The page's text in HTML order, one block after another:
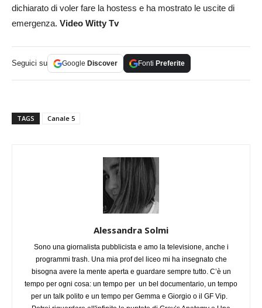
dichiarato di voler fare la hostess e ha mostrato le uscite di
emergenza. Video Witty Tv
Seguici su Google Discover Fonti Preferite
TAGS Canale 5
Alessandra Solmi
Sono una giornalista pubblicista e amo la televisione, anche i
programmi trash. Una mia prof del liceo mi ha insegnato che
bisogna avere la mente aperta e guardare sempre tutto. C’è un
tempo per ogni cosa: un tempo per un bel documentario, un tempo
per un talk polito e un tempo per Gemma e Giorgio o il GF Vip.